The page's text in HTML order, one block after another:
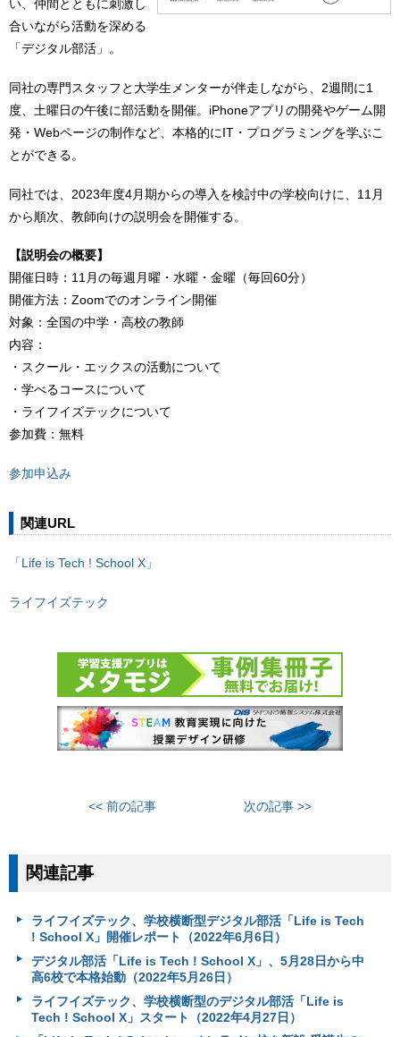
い、仲間とともに刺激し
合いながら活動を深める
「デジタル部活」。
同社の専門スタッフと大学生メンターが伴走しながら、2週間に1
度、土曜日の午後に部活動を開催。iPhoneアプリの開発やゲーム開
発・Webページの制作など、本格的にIT・プログラミングを学ぶこ
とができる。
同社では、2023年度4月期からの導入を検討中の学校向けに、11月
から順次、教師向けの説明会を開催する。
【説明会の概要】
開催日時：11月の毎週月曜・水曜・金曜（毎回60分）
開催方法：Zoomでのオンライン開催
対象：全国の中学・高校の教師
内容：
・スクール・エックスの活動について
・学べるコースについて
・ライフイズテックについて
参加費：無料
参加申込み
関連URL
「Life is Tech ! School X」
ライフイズテック
<< 前の記事 次の記事 >>
関連記事
ライフイズテック、学校横断型デジタル部活「Life is Tech
! School X」開催レポート（2022年6月6日）
デジタル部活「Life is Tech ! School X」、5月28日から中
高6校で本格始動（2022年5月26日）
ライフイズテック、学校横断型のデジタル部活「Life is
Tech ! School X」スタート（2022年4月27日）